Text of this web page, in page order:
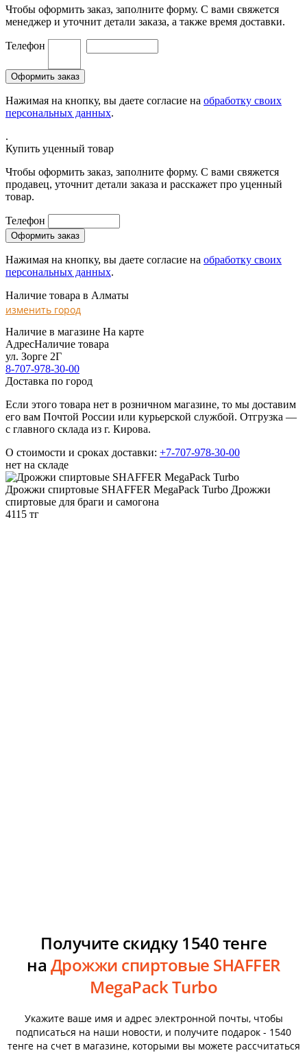
Чтобы оформить заказ, заполните форму. С вами свяжется
менеджер и уточнит детали заказа, а также время доставки.
Телефон
Нажимая на кнопку, вы даете согласие на обработку своих
персональных данных.
.
Купить уценный товар
Чтобы оформить заказ, заполните форму. С вами свяжется
продавец, уточнит детали заказа и расскажет про уценный
товар.
Телефон
Нажимая на кнопку, вы даете согласие на обработку своих
персональных данных.
Наличие товара в Алматы
изменить город
Наличие в магазине На карте
АдресНаличие товара
ул. Зорге 2Г
8-707-978-30-00
Доставка по город
Если этого товара нет в розничном магазине, то мы доставим
его вам Почтой России или курьерской службой. Отгрузка —
с главного склада из г. Кирова.
О стоимости и сроках доставки: +7-707-978-30-00
нет на складе
Дрожжи спиртовые SHAFFER MegaPack Turbo Дрожжи
спиртовые для браги и самогона
4115 тг
Получите скидку 1540 тенге
на Дрожжи спиртовые SHAFFER
MegaPack Turbo
Укажите ваше имя и адрес электронной почты, чтобы
подписаться на наши новости, и получите подарок - 1540
тенге на счет в магазине, которыми вы можете рассчитаться